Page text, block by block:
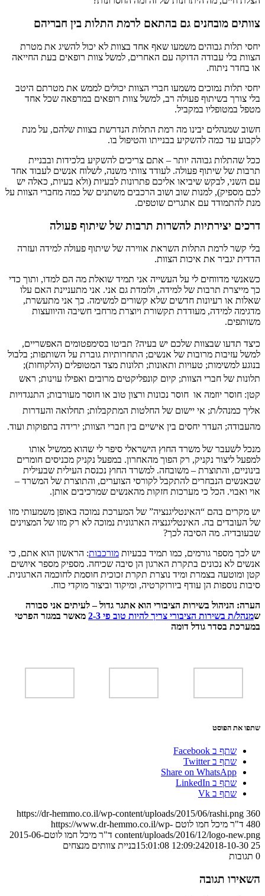
צוותים מובחנים גם בהתאם לרמת התלות בין חבריהם
יחסי תלות גבוהים משמעו שאף אחד בצוות לא יכול להשיג את מטרת
הצוות בלי עבודה הדוקה עם האחרים, למשל צוות רופאים בעת החייאה
או בחדר ניתוח.
יחסי תלות נמוכים משמעו חברי הצוות יכולים לממש את מטרתם היטב
בלי צורך בשיתוף פעולה רב, למשל צוות רופאים במרפאה שכל אחד
מטפל במטופליו במקביל.
חשוב שמנהלים יבינו מה רמת התלות הנדרשת בצוות שלהם, על מנת
לקבוע עד כמה להשקיע בבנייתו והטיפול בו.
ככל שהתלות גבוהה יותר – אתם צריכים להשקיע בלכידות ובבניית
תרבות של שיתוף פעולה. לעודד צוותי משנה, לשלוח אנשים לעבוד אחד
עם השני, לבקש שיביאו אליכם פתרונות לבעיות (ולא בעיות, כאלה יש
לכם מספיק), למנות שוב ושוב הרכבים משתנים של כמה מחברי הצוות על
מנת להתמודד עם אתגרים שוטפים.
דרכים יצירתיות להשרות תרבות של שיתוף פעולה
בלי קשר לרמת התלות השראת אווירה של שיתוף פעולה למידה ועזרה
הדדית יגביר את איכות הצוות.
כשאנשי מדווחים לי על העשייה אני תמיד שואלת מה הם למדו, ותוך כדי
כך מייצרת תרבות של למידה, ולומדת גם אני. אני מתעניינת האם עלו
שאלות או רעיונות חדשים שלא קשורים למשימה. כך אני מתעשרת,
מדגימה למידה, מעודדת תקשורת ויוצרת מרחבי חשיבה והיוועצות
משותפים.
כיצד תדעו שבצוות שלכם יש בעיה? תביטו בסימפטומים האפשריים,
למשל עזיבות מרובות של אנשים; התחרותיות גוברת על השותפות; בלבול
בנוגע למשימות; טעויות ותאונות; תלונות מצד המטופלים (הלקוחות);
תלונות של חברי הצוות; קיום קונפליקטים מרובים ואפילו עוינות; ראש
קטן: חוסר יוזמה או חוסר נכונות ורצון טוב או חוסר מעורבות; התנגדויות
אליך כמנהל/ת; אי יישום של החלטות המתקבלות; תחלואה והעדרות
מהעבודה; העדר יחסים בין אישיים בין חברי הצוות; ירידה בתפוקות ועוד.
מנכל לשעבר של משרד החוץ הישראלי סיפר לי שהוא ממשיל אותו
למפעל ליצור נקניק, רק הפוך מהאחרון. במפעל נקניק מכניסים חומרים
בינוניים, והתוצרת – משובחה. למשרד החוץ נכנסת העילית שבעילית
שבאנשים הנבחרים להתקבל לקורסי הצוערים, והתוצרת של המשרד –
אוי ואבוי. הכל כי מערכות חזקות מהאנשים שמרכיבים אותן.
יש מקרים בהם “האינטליגנציה” של המערכת נמוכה באופן משמעותי מזו
של העובדים בה. האינטליגנציה הארגונית נמוכה לא רק מזו של המצוינים
שבעובדיה. מה הסיבה לכך?
יש לכך מספר גורמים, כמו תמיד בבעיות מורכבות: הראשון הוא אתם, כי
אנשים לא נכונים בתקרת הארגון הן סיבה שכיחה. מספיק מספר איושים
קטן ומוטעה בצמרת ומיד נוצרת תקרת זכוכית חוסמת לחוכמה הארגונית.
סיבות נוספות הן עודף ביורוקרטיה, ומיקוד וביצור מוקדי כוח.
הערה: הניהול בשירות הציבורי הוא אתגר גדול – לעיתים אני סבורה
שמנהל/ת בשירות הציבורי צריך להיות טוב פי 2-3
מאשר במגזר הפרטי
במערכת בסדר גודל דומה
שתפו את הפוסט
שתף ב Facebook
שתף ב Twitter
Share on WhatsApp
שתף ב LinkedIn
שתף ב Vk
https://dr-hemmo.co.il/wp-content/uploads/2015/06/rashi.png 360
480 ד"ר מיכל חמו לוטם https://www.dr-hemmo.co.il/wp-
content/uploads/2016/12/logo-new.png ד"ר מיכל חמו לוטם2015-06-
25 12:09:24
2018-10-30 15:01:08
בניית צוותים מנצחים
0 תגובות
השאירו תגובה